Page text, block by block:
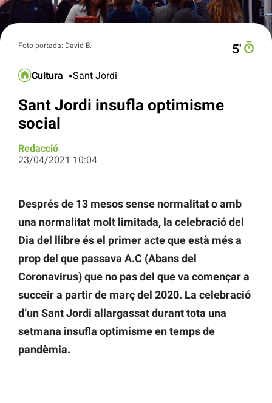
Foto portada: David B. 5′
Cultura Sant Jordi
Sant Jordi insufla optimisme
social
Redacció
23/04/2021 10:04
Després de 13 mesos sense normalitat o amb
una normalitat molt limitada, la celebració del
Dia del llibre és el primer acte que està més a
prop del que passava A.C (Abans del
Coronavirus) que no pas del que va començar a
succeir a partir de març del 2020. La celebració
d’un Sant Jordi allargassat durant tota una
setmana insufla optimisme en temps de
pandèmia.